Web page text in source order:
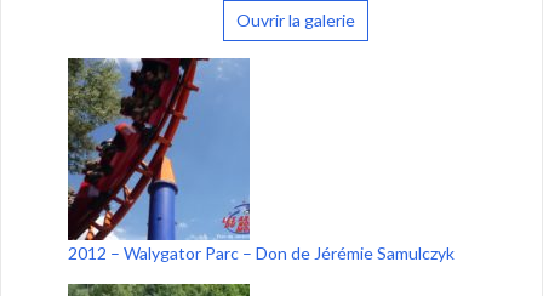
Ouvrir la galerie
2012 – Walygator Parc – Don de Jérémie Samulczyk